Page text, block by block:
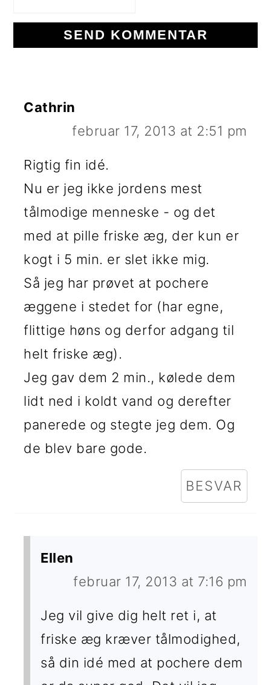
Cathrin
februar 17, 2013 at 2:51 pm
Rigtig fin idé.
Nu er jeg ikke jordens mest
tålmodige menneske - og det
med at pille friske æg, der kun er
kogt i 5 min. er slet ikke mig.
Så jeg har prøvet at pochere
æggene i stedet for (har egne,
flittige høns og derfor adgang til
helt friske æg).
Jeg gav dem 2 min., kølede dem
lidt ned i koldt vand og derefter
panerede og stegte jeg dem. Og
de blev bare gode.
BESVAR
Ellen
februar 17, 2013 at 7:16 pm
Jeg vil give dig helt ret i, at
friske æg kræver tålmodighed,
så din idé med at pochere dem